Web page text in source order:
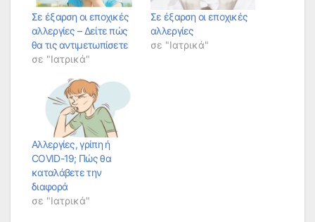
Σε έξαρση οι εποχικές
αλλεργίες – Δείτε πώς
θα τις αντιμετωπίσετε
σε "Ιατρικά"
Σε έξαρση οι εποχικές
αλλεργίες
σε "Ιατρικά"
Αλλεργίες, γρίπη ή
COVID-19; Πώς θα
καταλάβετε την
διαφορά
σε "Ιατρικά"